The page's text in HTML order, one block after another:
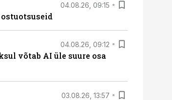
04.08.26, 09:15
04.08.26, 09:12
võtab AI üle suure osa
03.08.26, 13:57